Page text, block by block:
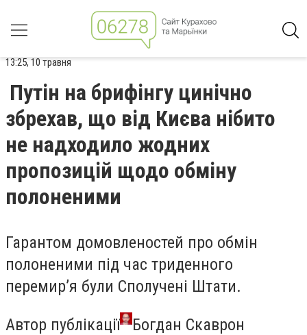
13:25, 10 травня
Путін на брифінгу цинічно
збрехав, що від Києва нібито
не надходило жодних
пропозицій щодо обміну
полоненими
Гарантом домовленостей про обмін
полоненими під час триденного
перемир’я були Сполучені Штати.
Автор публікації
Богдан Скаврон